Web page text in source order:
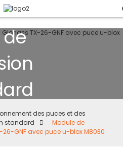
de
des puces et des
standard
Module de
GNF avec puce u-blox M8030